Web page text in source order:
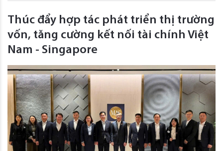
Thúc đẩy hợp tác phát triển thị trường
vốn, tăng cường kết nối tài chính Việt
Nam - Singapore